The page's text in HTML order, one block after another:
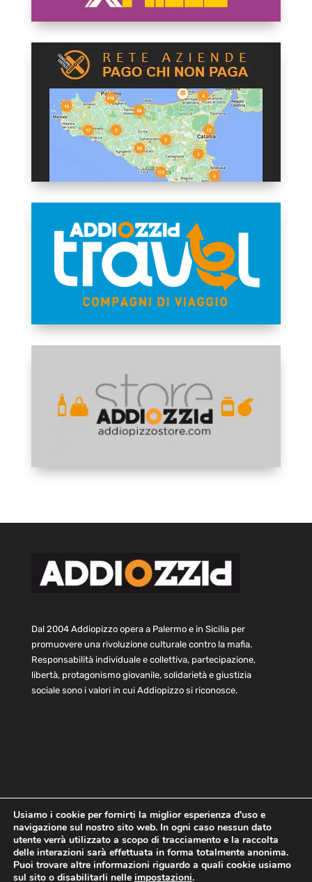
Dal 2004 Addiopizzo opera a Palermo e in Sicilia per
promuovere una rivoluzione culturale contro la mafia.
Responsabilità individuale e collettiva, partecipazione,
libertà, protagonismo giovanile, solidarietà e giustizia
sociale sono i valori in cui Addiopizzo si riconosce.
Home Statuto e bilancio
Contatti
Privacy
Cookie Child Protection Policy
Usiamo i cookie per fornirti la miglior esperienza d'uso e
navigazione sul nostro sito web. In ogni caso nessun dato
utente verrà utilizzato a scopo di tracciamento e la raccolta
delle interazioni sarà effettuata in forma totalmente anonima.
Puoi trovare altre informazioni riguardo a quali cookie usiamo
sul sito o disabilitarli nelle impostazioni.